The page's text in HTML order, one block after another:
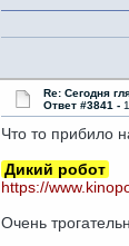
Re: Сегодня
Ответ #3841 -
Что то прибило
Дикий робот
https://
Очень